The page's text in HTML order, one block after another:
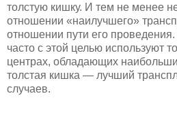
толстую кишку. И тем не менее
отношении «наилучшего»
отношении пути его
часто с этой целью ис­пользуют
центрах, обладающих
толстая кишка — лучший
случаев.